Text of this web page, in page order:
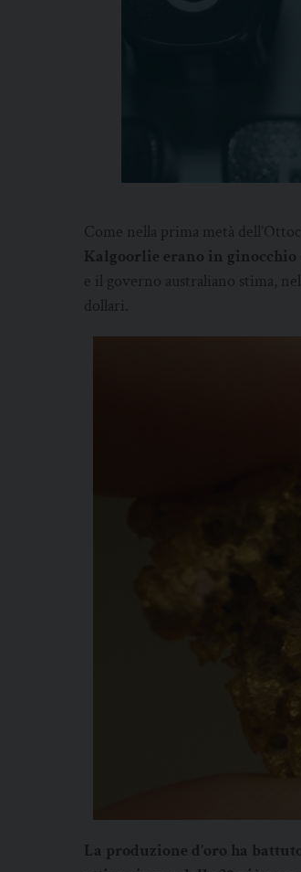
Come nella prima metà
Kalgoorlie erano in ginocchio
e il governo australiano stima,
dollari.
La produzione d’oro ha